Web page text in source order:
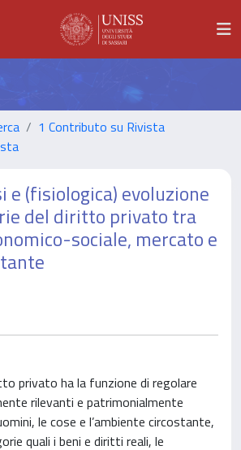
1 Contributo su Rivista
e (fisiologica) evoluzione
del diritto privato tra
sociale, mercato e
privato ha la funzione di regolare
rilevanti e patrimonialmente
le cose e l’ambiente circostante,
quali i beni e diritti reali, le